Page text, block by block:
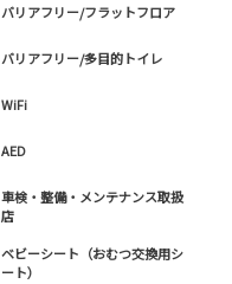
バリアフリー/フラットフロア
バリアフリー/多目的トイレ
WiFi
AED
車検・整備・メンテナンス取扱
店
ベビーシート（おむつ交換用シ
ート）